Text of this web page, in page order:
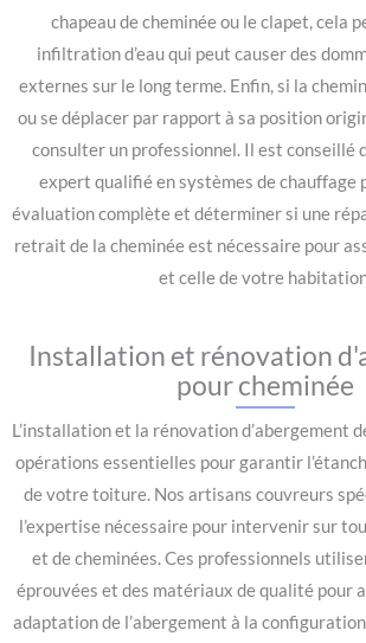
chapeau de cheminée ou le clapet, cela
infiltration d’eau qui peut causer des
externes sur le long terme. Enfin, si la
ou se déplacer par rapport à sa position
consulter un professionnel. Il est conseillé
expert qualifié en systèmes de chauffage
évaluation complète et déterminer si une
retrait de la cheminée est nécessaire pour
et celle de votre
Installation et rénovation
pour cheminée
L’installation et la rénovation d’abergement
opérations essentielles pour garantir
de votre toiture. Nos artisans couvreurs
l’expertise nécessaire pour intervenir sur
et de cheminées. Ces professionnels
éprouvées et des matériaux de qualité pour
adaptation de l’abergement à la